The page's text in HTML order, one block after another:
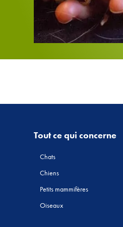
Tout ce qui concerne
Chats
Chiens
Petits mammifères
Oiseaux